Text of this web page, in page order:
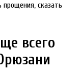
сказать
всего